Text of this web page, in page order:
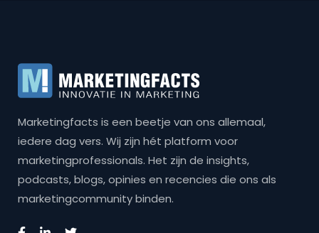
Marketingfacts is een beetje van ons allemaal,
iedere dag vers. Wij zijn hét platform voor
marketingprofessionals. Het zijn de insights,
podcasts, blogs, opinies en recencies die ons als
marketingcommunity binden.